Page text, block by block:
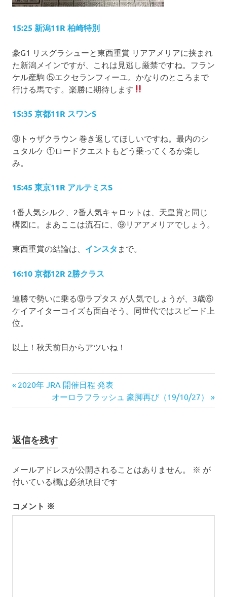
15:25 新潟11R 柏崎特別
豪G1 リスグラシューと東西重賞 リアアメリアに挟まれ
た新潟メインですが、これは見逃し厳禁ですね。フラン
ケル産駒 ⑤エクセランフィーユ。かなりのところまで
行ける馬です。楽勝に期待します
15:35 京都11R スワンS
⑨トゥザクラウン 巻き返してほしいですね。最内のシ
ュタルケ ①ロードクエストもどう乗ってくるか楽し
み。
15:45 東京11R アルテミスS
1番人気シルク、2番人気キャロットは、天皇賞と同じ
構図に。まあここは流石に、⑨リアアメリアでしょう。
東西重賞の結論は、 インスタ まで。
16:10 京都12R 2勝クラス
連勝で勢いに乗る⑨ラプタス が人気でしょうが、3歳⑥
ケイアイターコイズも面白そう。同世代ではスピード上
位。
以上！秋天前日からアツいね！
投
稿
ビ
ー
ョ
前
記
2020年 JRA 開催日程 発表
次
の
オーロラフラッシュ 豪脚再び（19/10/27）
返信を残す
メールアドレスが公開されることはありません。 ※ が
付いている欄は必須項目です
コメント ※